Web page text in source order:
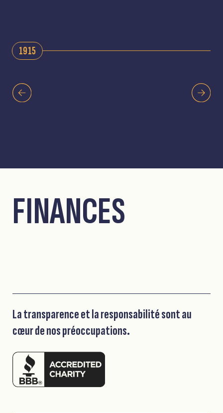
1915
FINANCES
La transparence et la responsabilité sont au
cœur de nos préoccupations.